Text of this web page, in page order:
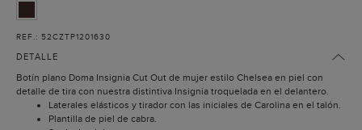
REF.: 52CZTP1201630
DETALLE
Botín plano Doma Insignia Cut Out de mujer estilo Chelsea en piel con
detalle de tira con nuestra distintiva Insignia troquelada en el delantero.
Laterales elásticos y tirador con las iniciales de Carolina en el talón.
Plantilla de piel de cabra.